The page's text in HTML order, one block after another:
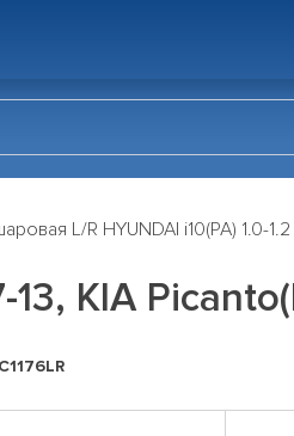
L/R HYUNDAI i10(PA) 1.0-
KIA
C1176LR